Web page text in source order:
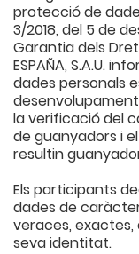
protecció de
3/2018, del 5 de
Garantia dels
ESPAÑA, S.A.U.
dades personals
la verificació del
de guanyadors i
resultin
Els participants
dades de
veraces,
seva identitat.